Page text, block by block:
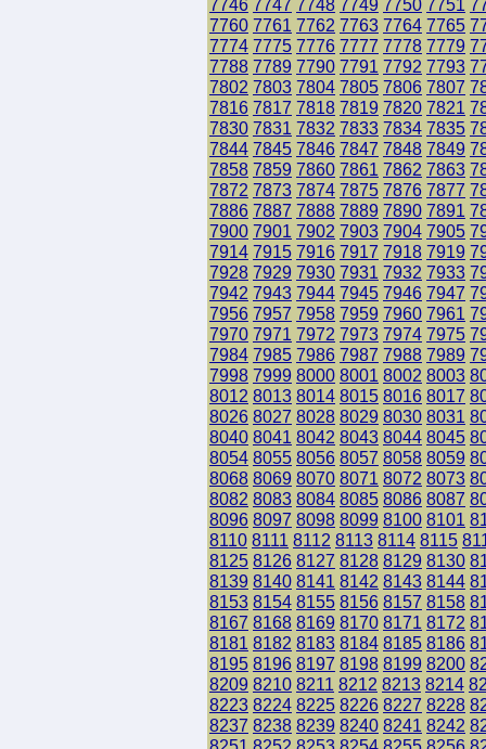
7746 7747 7748 7749 7750 7751
7760 7761 7762 7763 7764 7765
7774 7775 7776 7777 7778 7779
7788 7789 7790 7791 7792 7793
7802 7803 7804 7805 7806 7807
7816 7817 7818 7819 7820 7821
7830 7831 7832 7833 7834 7835
7844 7845 7846 7847 7848 7849
7858 7859 7860 7861 7862 7863
7872 7873 7874 7875 7876 7877
7886 7887 7888 7889 7890 7891
7900 7901 7902 7903 7904 7905
7914 7915 7916 7917 7918 7919
7928 7929 7930 7931 7932 7933
7942 7943 7944 7945 7946 7947
7956 7957 7958 7959 7960 7961
7970 7971 7972 7973 7974 7975
7984 7985 7986 7987 7988 7989
7998 7999 8000 8001 8002 8003
8012 8013 8014 8015 8016 8017
8026 8027 8028 8029 8030 8031
8040 8041 8042 8043 8044 8045
8054 8055 8056 8057 8058 8059
8068 8069 8070 8071 8072 8073
8082 8083 8084 8085 8086 8087
8096 8097 8098 8099 8100 8101
8110 8111 8112 8113 8114 8115
8125 8126 8127 8128 8129 8130
8139 8140 8141 8142 8143 8144
8153 8154 8155 8156 8157 8158
8167 8168 8169 8170 8171 8172
8181 8182 8183 8184 8185 8186
8195 8196 8197 8198 8199 8200
8209 8210 8211 8212 8213 8214
8223 8224 8225 8226 8227 8228
8237 8238 8239 8240 8241 8242